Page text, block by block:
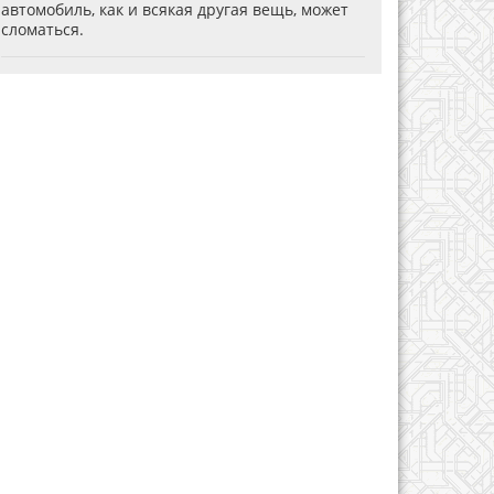
автомобиль, как и всякая другая вещь, может
сломаться.